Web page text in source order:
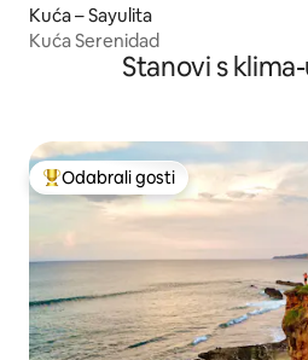
Kuća – Sayulita
Kuća Serenidad
Stanovi s
Među najviše rangiranima s
Odabrali gosti